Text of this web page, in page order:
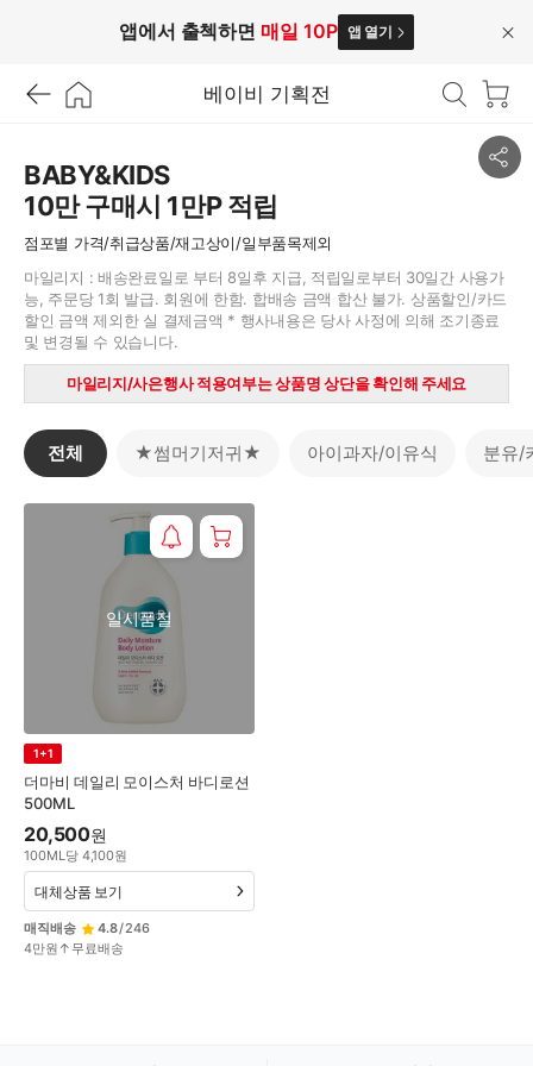
앱에서 출첵하면 매일 10P 앱 열기
닫
베이비 기획전
BABY&KIDS
10만 구매시 1만P 적립
점포별 가격/취급상품/재고상이/일부품목제외
마일리지 : 배송완료일로 부터 8일후 지급, 적립일로부터 30일간 사용가
능, 주문당 1회 발급. 회원에 한함. 합배송 금액 합산 불가. 상품할인/카드
할인 금액 제외한 실 결제금액 * 행사내용은 당사 사정에 의해 조기종료
마일리지/사은행사 적용여부는 상품명 상단을 확인해 주세요
공
전체 ★썸머기저귀★ 아이과자/이유식 분유/
더마비 데일리 모이스처 바디로션
500ML
일시품절
1+1
20,500원
100ML당 4,100원
매직배송 4.8/246
4만원↑무료배송
대체상품 보기